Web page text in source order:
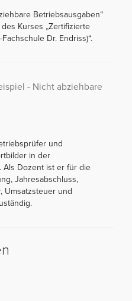
Betriebsausgaben“
Kurses „Zertifizierte
Dr. Endriss)“.
- Nicht abziehbare
und
in der
Als Dozent ist er für die
Jahresabschluss,
Umsatzsteuer und